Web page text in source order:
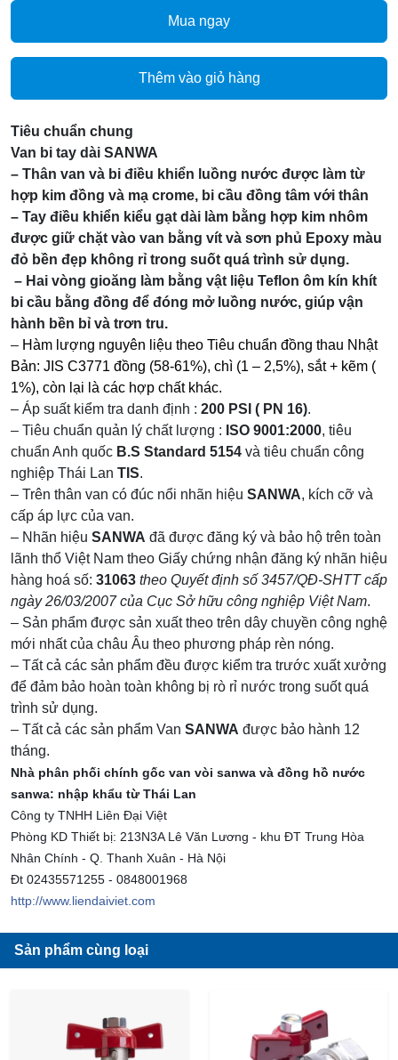
Mua ngay
Thêm vào giỏ hàng
Tiêu chuẩn chung
Van bi tay dài SANWA
– Thân van và bi điều khiển luồng nước được làm từ
hợp kim đồng và mạ crome, bi cầu đồng tâm với thân
– Tay điều khiển kiểu gạt dài làm bằng hợp kim nhôm
được giữ chặt vào van bằng vít và sơn phủ Epoxy màu
đỏ bền đẹp không rỉ trong suốt quá trình sử dụng.
– Hai vòng gioăng làm bằng vật liệu Teflon ôm kín khít
bi cầu bằng đồng để đóng mở luồng nước, giúp vận
hành bền bỉ và trơn tru.
– Hàm lượng nguyên liệu theo Tiêu chuẩn đồng thau Nhật
Bản: JIS C3771 đồng (58-61%), chì (1 – 2,5%), sắt + kẽm (
1%), còn lại là các hợp chất khác.
– Áp suất kiểm tra danh định : 200 PSI ( PN 16).
– Tiêu chuẩn quản lý chất lượng : ISO 9001:2000, tiêu
chuẩn Anh quốc B.S Standard 5154 và tiêu chuẩn công
nghiệp Thái Lan TIS.
– Trên thân van có đúc nổi nhãn hiệu SANWA, kích cỡ và
cấp áp lực của van.
– Nhãn hiệu SANWA đã được đăng ký và bảo hộ trên toàn
lãnh thổ Việt Nam theo Giấy chứng nhận đăng ký nhãn hiệu
hàng hoá số: 31063 theo Quyết định số 3457/QĐ-SHTT cấp
ngày 26/03/2007 của Cục Sở hữu công nghiệp Việt Nam.
– Sản phẩm được sản xuất theo trên dây chuyền công nghệ
mới nhất của châu Âu theo phương pháp rèn nóng.
– Tất cả các sản phẩm đều được kiểm tra trước xuất xưởng
để đảm bảo hoàn toàn không bị rò rỉ nước trong suốt quá
trình sử dụng.
– Tất cả các sản phẩm Van SANWA được bảo hành 12
tháng.
Nhà phân phối chính gốc van vòi sanwa và đồng hồ nước
sanwa: nhập khẩu từ Thái Lan
Công ty TNHH Liên Đại Việt
Phòng KD Thiết bị: 213N3A Lê Văn Lương - khu ĐT Trung Hòa
Nhân Chính - Q. Thanh Xuân - Hà Nội
Đt 02435571255 - 0848001968
http://www.liendaiviet.com
Sản phẩm cùng loại